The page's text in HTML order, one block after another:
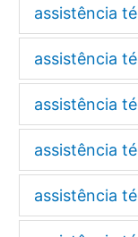
assistência
assistência
assistência
assistência
assistência